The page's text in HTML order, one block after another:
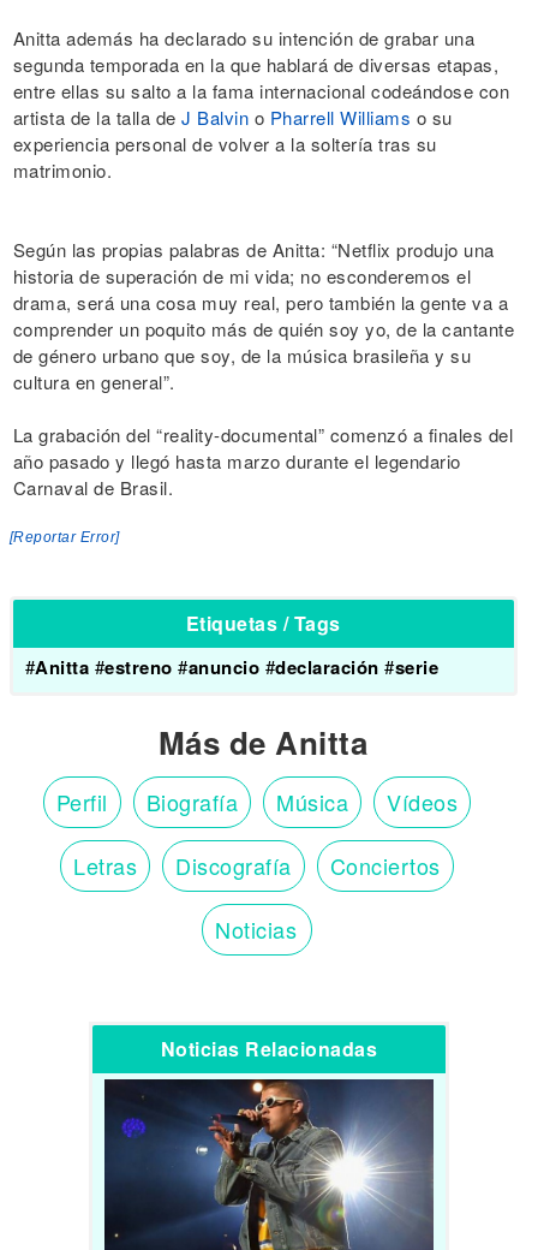
Anitta además ha declarado su intención de grabar una
segunda temporada en la que hablará de diversas etapas,
entre ellas su salto a la fama internacional codeándose con
artista de la talla de J Balvin o Pharrell Williams o su
experiencia personal de volver a la soltería tras su
matrimonio.
Según las propias palabras de Anitta: “Netflix produjo una
historia de superación de mi vida; no esconderemos el
drama, será una cosa muy real, pero también la gente va a
comprender un poquito más de quién soy yo, de la cantante
de género urbano que soy, de la música brasileña y su
cultura en general”.
La grabación del “reality-documental” comenzó a finales del
año pasado y llegó hasta marzo durante el legendario
Carnaval de Brasil.
[Reportar Error]
Etiquetas / Tags
#Anitta #estreno #anuncio #declaración #serie
Más de Anitta
Perfil Biografía Música Vídeos
Letras Discografía Conciertos
Noticias
Noticias Relacionadas